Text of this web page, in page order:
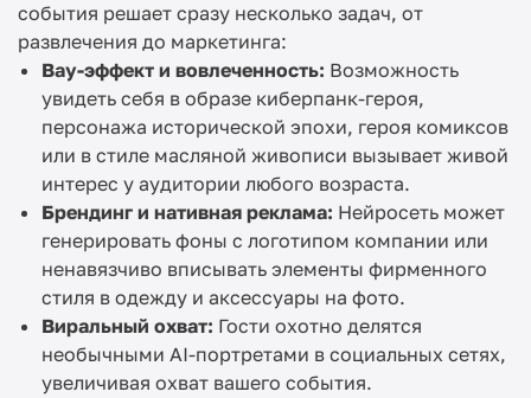
события решает сразу несколько задач, от
развлечения до маркетинга:
Вау-эффект и вовлеченность: Возможность
увидеть себя в образе киберпанк-героя,
персонажа исторической эпохи, героя комиксов
или в стиле масляной живописи вызывает живой
интерес у аудитории любого возраста.
Брендинг и нативная реклама: Нейросеть может
генерировать фоны с логотипом компании или
ненавязчиво вписывать элементы фирменного
стиля в одежду и аксессуары на фото.
Виральный охват: Гости охотно делятся
необычными AI-портретами в социальных сетях,
увеличивая охват вашего события.